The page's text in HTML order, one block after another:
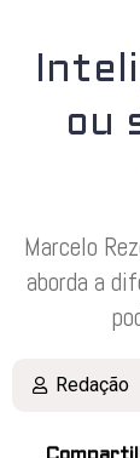
ou
Marcelo
aborda a
Redação